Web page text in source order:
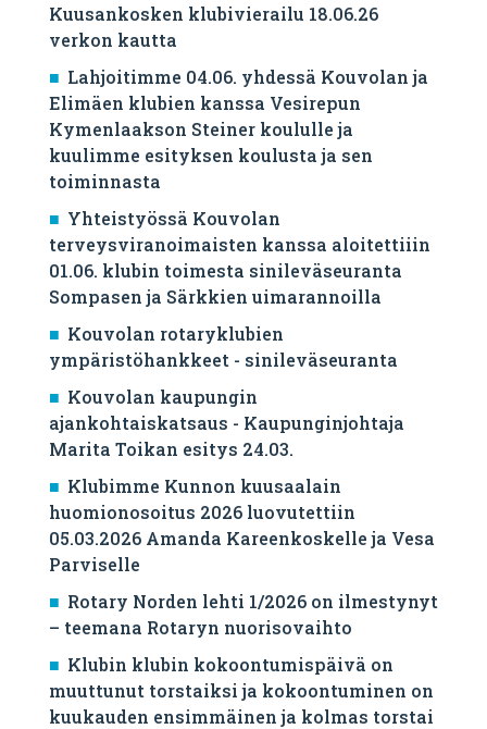
Kuusankosken klubivierailu 18.06.26
verkon kautta
Lahjoitimme 04.06. yhdessä Kouvolan ja
Elimäen klubien kanssa Vesirepun
Kymenlaakson Steiner koululle ja
kuulimme esityksen koulusta ja sen
toiminnasta
Yhteistyössä Kouvolan
terveysviranoimaisten kanssa aloitettiiin
01.06. klubin toimesta sinileväseuranta
Sompasen ja Särkkien uimarannoilla
Kouvolan rotaryklubien
ympäristöhankkeet - sinileväseuranta
Kouvolan kaupungin
ajankohtaiskatsaus - Kaupunginjohtaja
Marita Toikan esitys 24.03.
Klubimme Kunnon kuusaalain
huomionosoitus 2026 luovutettiin
05.03.2026 Amanda Kareenkoskelle ja Vesa
Parviselle
​Rotary Norden lehti 1/2026 on ilmestynyt
– teemana Rotaryn nuorisovaihto
Klubin klubin kokoontumispäivä on
muuttunut torstaiksi ja kokoontuminen on
kuukauden ensimmäinen ja kolmas torstai